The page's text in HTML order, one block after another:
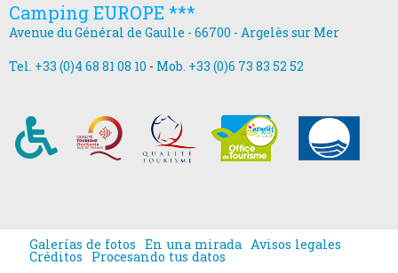
Camping EUROPE ***
Avenue du Général de Gaulle - 66700 - Argelès sur Mer
Tel. +33 (0)4 68 81 08 10 - Mob. +33 (0)6 73 83 52 52
Galerías de fotos En una mirada Avisos legales
Créditos Procesando tus datos